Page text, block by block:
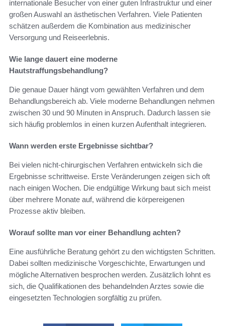
internationale Besucher von einer guten Infrastruktur und einer
großen Auswahl an ästhetischen Verfahren. Viele Patienten
schätzen außerdem die Kombination aus medizinischer
Versorgung und Reiseerlebnis.
Wie lange dauert eine moderne
Hautstraffungsbehandlung?
Die genaue Dauer hängt vom gewählten Verfahren und dem
Behandlungsbereich ab. Viele moderne Behandlungen nehmen
zwischen 30 und 90 Minuten in Anspruch. Dadurch lassen sie
sich häufig problemlos in einen kurzen Aufenthalt integrieren.
Wann werden erste Ergebnisse sichtbar?
Bei vielen nicht-chirurgischen Verfahren entwickeln sich die
Ergebnisse schrittweise. Erste Veränderungen zeigen sich oft
nach einigen Wochen. Die endgültige Wirkung baut sich meist
über mehrere Monate auf, während die körpereigenen
Prozesse aktiv bleiben.
Worauf sollte man vor einer Behandlung achten?
Eine ausführliche Beratung gehört zu den wichtigsten Schritten.
Dabei sollten medizinische Vorgeschichte, Erwartungen und
mögliche Alternativen besprochen werden. Zusätzlich lohnt es
sich, die Qualifikationen des behandelnden Arztes sowie die
eingesetzten Technologien sorgfältig zu prüfen.